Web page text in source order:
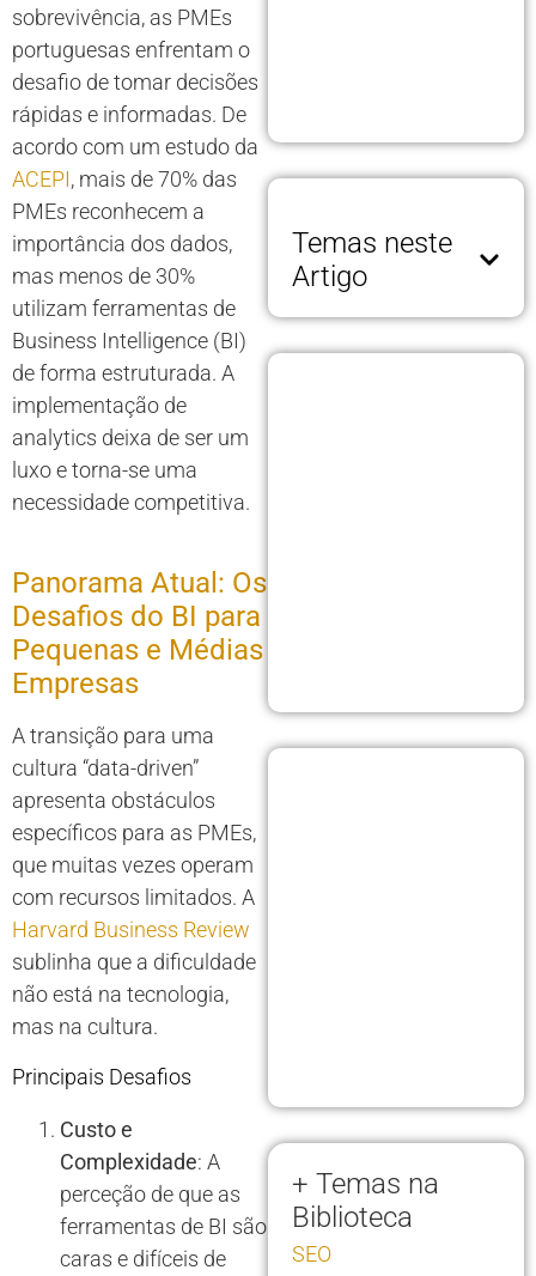
sobrevivência, as PMEs
portuguesas enfrentam o
desafio de tomar decisões
rápidas e informadas. De
acordo com um estudo da
ACEPI, mais de 70% das
PMEs reconhecem a
importância dos dados,
mas menos de 30%
utilizam ferramentas de
Business Intelligence (BI)
de forma estruturada. A
implementação de
analytics deixa de ser um
luxo e torna-se uma
necessidade competitiva.
Panorama Atual: Os
Desafios do BI para
Pequenas e Médias
Empresas
A transição para uma
cultura “data-driven”
apresenta obstáculos
específicos para as PMEs,
que muitas vezes operam
com recursos limitados. A
Harvard Business Review
sublinha que a dificuldade
não está na tecnologia,
mas na cultura.
Principais Desafios
Custo e
Complexidade: A
perceção de que as
ferramentas de BI são
caras e difíceis de
Temas neste
Artigo
+ Temas na
Biblioteca
SEO